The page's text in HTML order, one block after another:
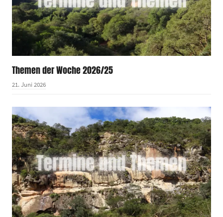
Themen der Woche 2026/25
21. Juni 2026